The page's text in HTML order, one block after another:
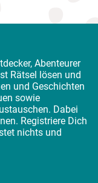
Abenteurer
Rätsel lösen und
und Geschichten
sowie
Dabei
Registriere Dich
nichts und